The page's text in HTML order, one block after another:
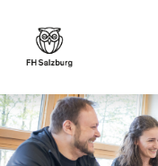
Deutsch Englisch
Stellenangebote